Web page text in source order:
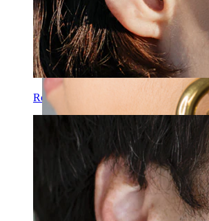
Rook
per un look unico!
Leggi di più